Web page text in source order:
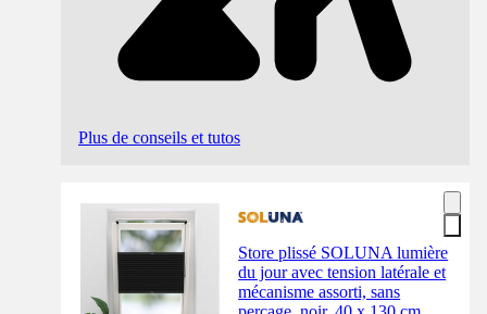
Plus de conseils et tutos
Store plissé SOLUNA lumière
du jour avec tension latérale et
mécanisme assorti, sans